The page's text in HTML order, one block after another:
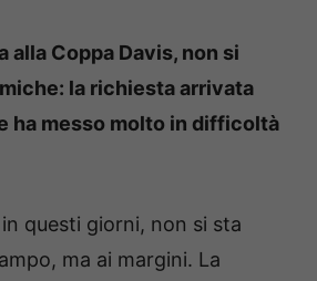
alla Coppa Davis, non si
la richiesta arrivata
ha messo molto in difficoltà
questi giorni, non si sta
ma ai margini. La